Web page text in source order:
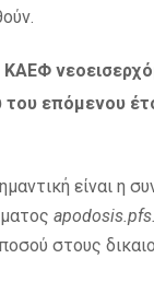
του επόμενου
είναι η
στους